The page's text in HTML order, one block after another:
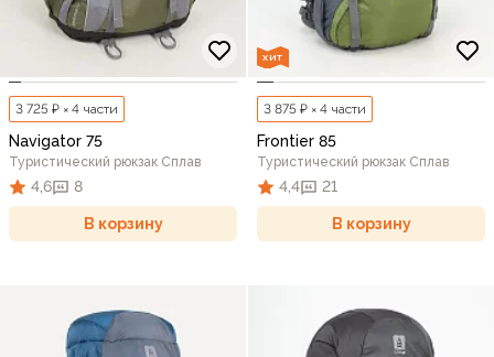
3 725 ₽ × 4 части
Navigator 75
Туристический рюкзак Сплав
4,6 8
В корзину
ХИТ
3 875 ₽ × 4 части
Frontier 85
Туристический рюкзак Сплав
4,4 21
В корзину